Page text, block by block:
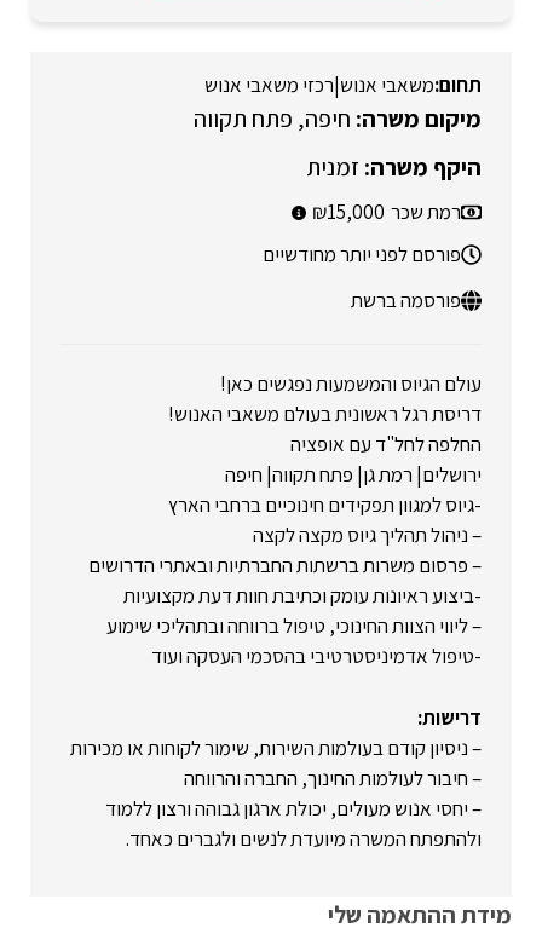
משאבי אנוש|רכזי משאבי אנוש
חיפה פתח תקווה
זמנית
רמת שכר 15,000
פורסם לפני יותר מחודשיים
פורסמה ברשת
עולם הגיוס והמשמעות נפגשים כאן!
דריסת רגל ראשונית בעולם משאבי האנוש!
החלפה לחל"ד עם אופציה
ירושלים| רמת גן| פתח תקווה| חיפה
-גיוס למגוון תפקידים חינוכיים ברחבי הארץ
– ניהול תהליך גיוס מקצה לקצה
– פרסום משרות ברשתות החברתיות ובאתרי הדרושים
-ביצוע ראיונות עומק וכתיבת חוות דעת מקצועיות
– ליווי הצוות החינוכי, טיפול ברווחה ובתהליכי שימוע
-טיפול אדמיניסטרטיבי בהסכמי העסקה ועוד
דרישות:
– ניסיון קודם בעולמות השירות, שימור לקוחות או מכירות
– חיבור לעולמות החינוך, החברה והרווחה
– יחסי אנוש מעולים, יכולת ארגון גבוהה ורצון ללמוד
ולהתפתח המשרה מיועדת לנשים ולגברים כאחד.
מידת ההתאמה שלי